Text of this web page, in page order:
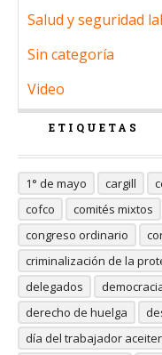
Salud y seguridad
Sin categoría
Video
ETIQUETAS
1° de mayo cargill
cofco
comités mixtos
congreso ordinario
criminalización de la
delegados
derecho de huelga
día del trabajador